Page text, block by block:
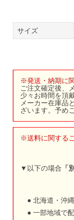
サイズ
※発送・納期に
ご注文確定後、
少々お時間を頂
メーカー在庫品
ざいます。予め
※送料に関する
▼以下の場合 「
● 北海道・沖
● 一部地域で